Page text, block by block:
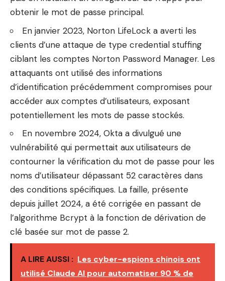
obtenir le mot de passe principal.
En janvier 2023, Norton LifeLock a averti les
clients d’une attaque de type credential stuffing
ciblant les comptes Norton Password Manager. Les
attaquants ont utilisé des informations
d’identification précédemment compromises pour
accéder aux comptes d’utilisateurs, exposant
potentiellement les mots de passe stockés.
En novembre 2024, Okta a divulgué une
vulnérabilité qui permettait aux utilisateurs de
contourner la vérification du mot de passe pour les
noms d’utilisateur dépassant 52 caractères dans
des conditions spécifiques. La faille, présente
depuis juillet 2024, a été corrigée en passant de
l’algorithme Bcrypt à la fonction de dérivation de
clé basée sur mot de passe 2.
A LIRE AUSSI : Les cyber-espions chinois ont
utilisé Claude AI pour automatiser 90 % de